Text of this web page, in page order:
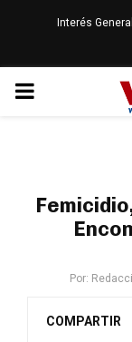
Interés General
PRIMARY
Por:
COMPARTIR